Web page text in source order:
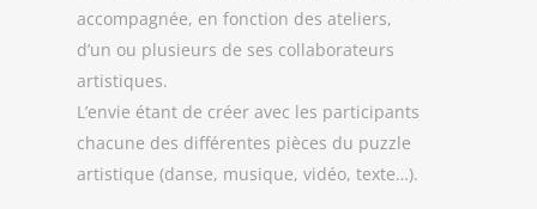
accompagnée, en fonction des ateliers,
d’un ou plusieurs de ses collaborateurs
artistiques.
L’envie étant de créer avec les participants
chacune des différentes pièces du puzzle
artistique (danse, musique, vidéo, texte…).